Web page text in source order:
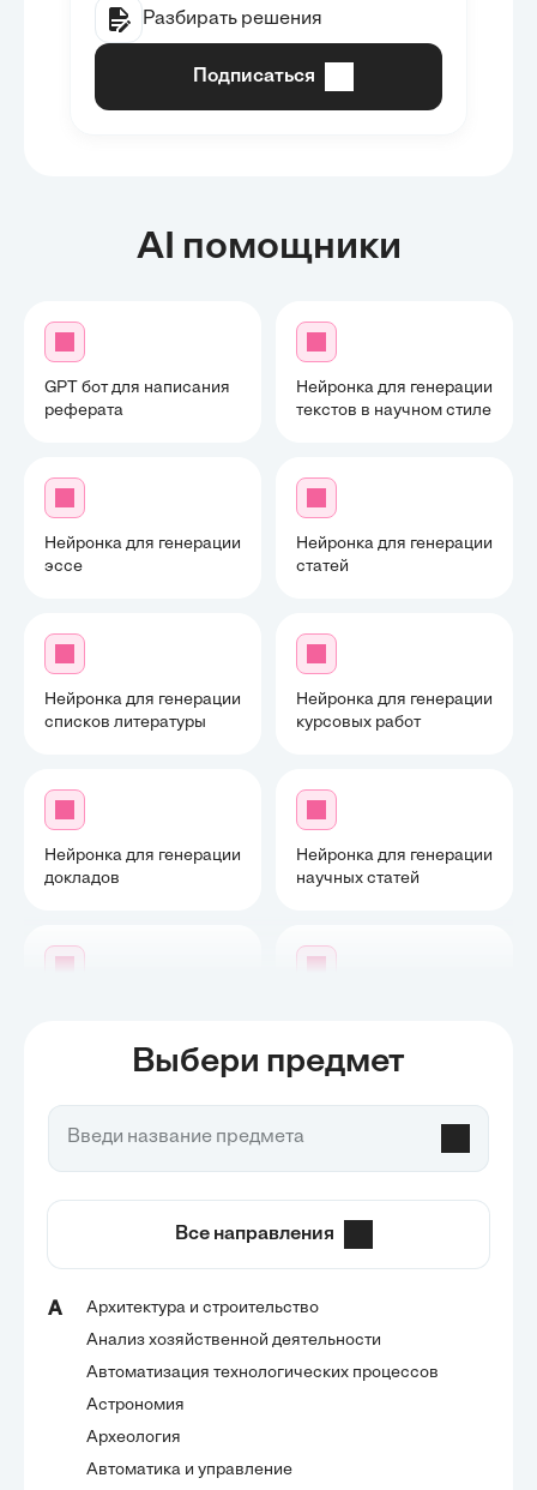
Разбирать решения
Подписаться
AI помощники
GPT бот для написания
реферата
Нейронка для генерации
текстов в научном стиле
Нейронка для генерации
эссе
Нейронка для генерации
статей
Нейронка для генерации
списков литературы
Нейронка для генерации
курсовых работ
Нейронка для генерации
докладов
Нейронка для генерации
научных статей
Выбери предмет
Все направления
А
Архитектура и строительство
Анализ хозяйственной деятельности
Автоматизация технологических процессов
Астрономия
Археология
Автоматика и управление